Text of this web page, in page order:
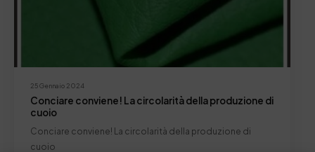
25 Gennaio 2024
Conciare conviene! La circolarità della produzione di
cuoio
Conciare conviene! La circolarità della produzione di
cuoio